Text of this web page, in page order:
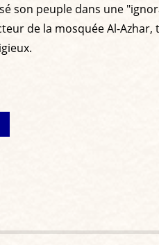
son peuple dans une
de la mosquée Al-